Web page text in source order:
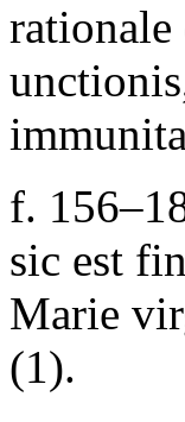
f.
sic est
Marie
(1).